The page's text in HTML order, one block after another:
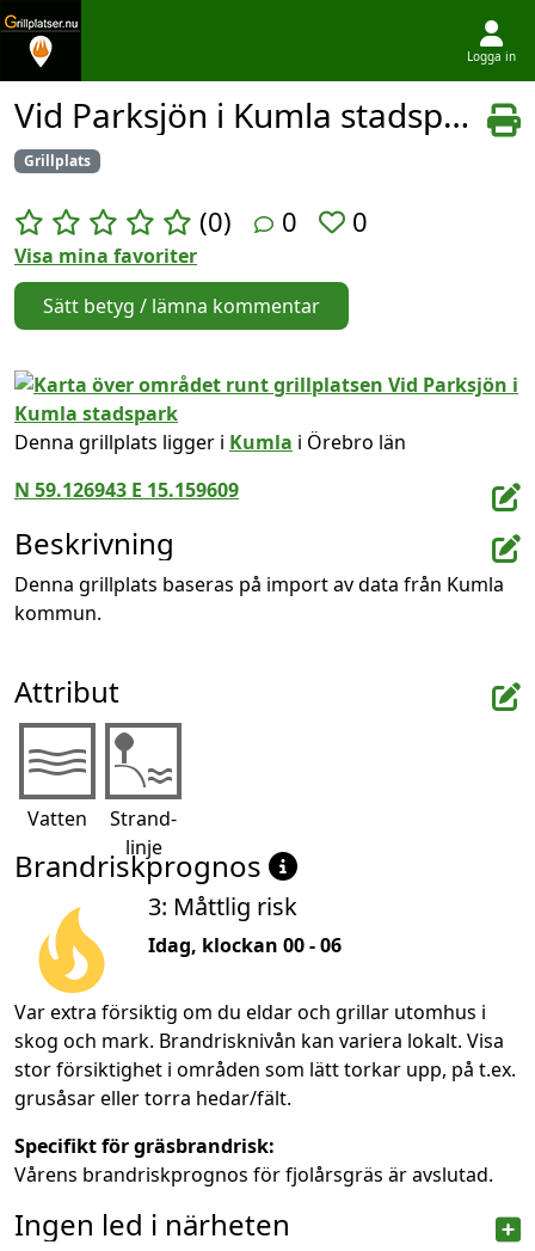
Logga in
Vid Parksjön i Kumla stadspark
Grillplats
(0) 0 0
Visa mina favoriter
Sätt betyg / lämna kommentar
Denna grillplats ligger i Kumla i Örebro län
N 59.126943 E 15.159609
Beskrivning
Denna grillplats baseras på import av data från Kumla
kommun.
Attribut
Vatten
Strand-
linje
Brandriskprognos
3: Måttlig risk
Idag, klockan 00 - 06
Var extra försiktig om du eldar och grillar utomhus i
skog och mark. Brandrisknivån kan variera lokalt. Visa
stor försiktighet i områden som lätt torkar upp, på t.ex.
grusåsar eller torra hedar/fält.
Specifikt för gräsbrandrisk:
Vårens brandriskprognos för fjolårsgräs är avslutad.
Ingen led i närheten